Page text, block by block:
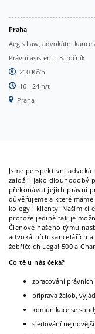
Praha
Aegis Law, advokátní
Právní asistent - 3. ročník
210 Kč/h
16 - 24 h/t
Praha
Jsme perspektivní
založili jako dlouhodobý
překonávat jejich právní
důvěřujeme a které
kolegy i klienty. Naším
protože jedině tak je
Členové našeho týmu
advokátních kancelářích
žebříčcích Legal 500 a
Co tě u nás čeká?
zpracování právních
příprava žalob,
komunikace se
sledování